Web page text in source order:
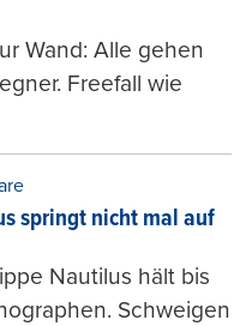
Wand: Alle gehen
Freefall wie
springt nicht mal auf
Nautilus hält bis
Schweigen